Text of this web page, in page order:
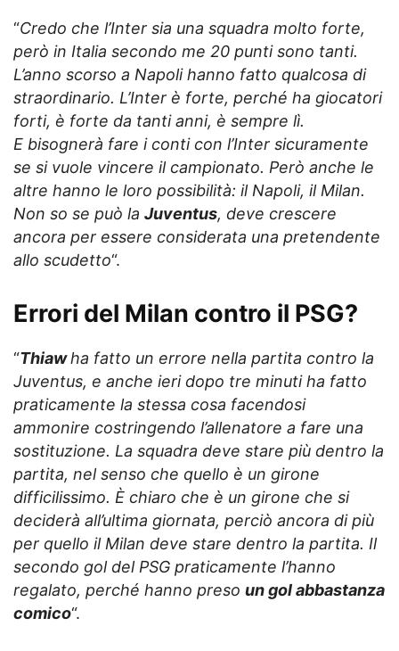
“Credo che l’Inter sia una squadra molto forte,
però in Italia secondo me 20 punti sono tanti.
L’anno scorso a Napoli hanno fatto qualcosa di
straordinario. L’Inter è forte, perché ha giocatori
forti, è forte da tanti anni, è sempre lì.
E bisognerà fare i conti con l’Inter sicuramente
se si vuole vincere il campionato. Però anche le
altre hanno le loro possibilità: il Napoli, il Milan.
Non so se può la Juventus, deve crescere
ancora per essere considerata una pretendente
allo scudetto“.
Errori del Milan contro il PSG?
“Thiawha fatto un errore nella partita contro la
Juventus, e anche ieri dopo tre minuti ha fatto
praticamente la stessa cosa facendosi
ammonire costringendo l’allenatore a fare una
sostituzione. La squadra deve stare più dentro la
partita, nel senso che quello è un girone
difficilissimo. È chiaro che è un girone che si
deciderà all’ultima giornata, perciò ancora di più
per quello il Milan deve stare dentro la partita. Il
secondo gol del PSG praticamente l’hanno
regalato, perché hanno preso un gol abbastanza
comico“.